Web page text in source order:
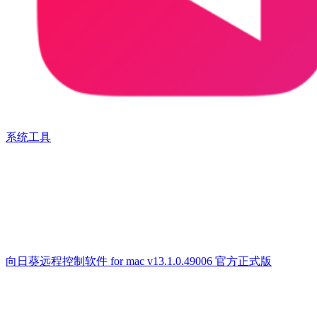
系统工具
向日葵远程控制软件 for mac v13.1.0.49006 官方正式版